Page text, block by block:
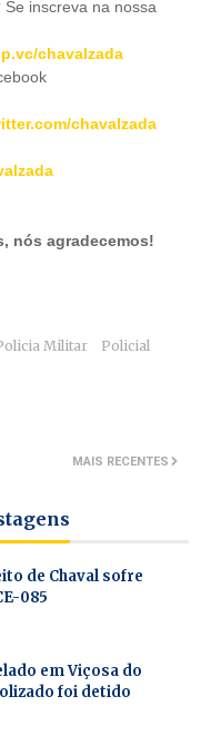
inscreva na nossa
chavalzada
chavalzada
nós agradecemos!
Militar Policial
MAIS RECENTES
de Chaval sofre
085
em Viçosa do
foi detido